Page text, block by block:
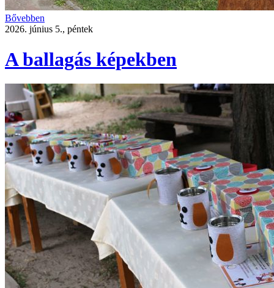
Bővebben
2026. június 5., péntek
A ballagás képekben